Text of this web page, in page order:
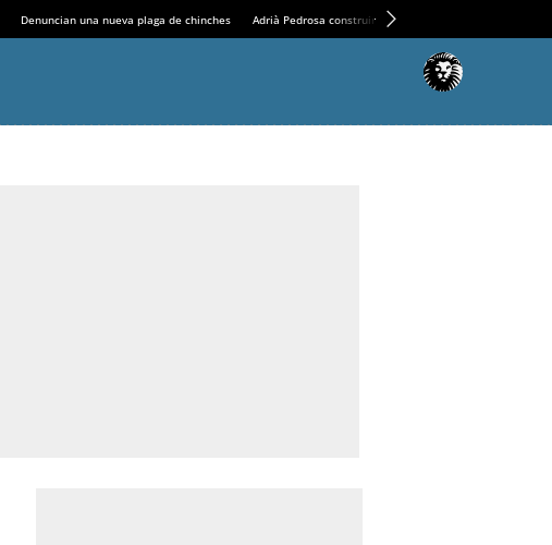
Denuncian una nueva plaga de chinches Adrià Pedrosa construirá la nueva residencia en el